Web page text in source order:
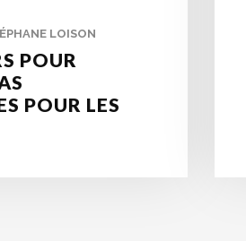
LOISON
POUR
POUR LES